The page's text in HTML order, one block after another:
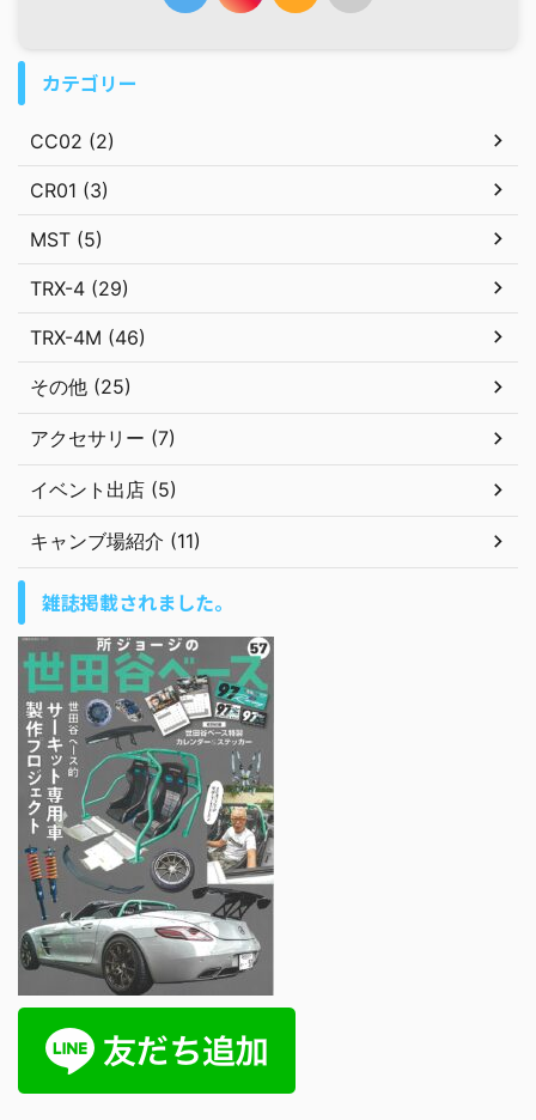
カテゴリー
CC02 (2)
CR01 (3)
MST (5)
TRX-4 (29)
TRX-4M (46)
その他 (25)
アクセサリー (7)
イベント出店 (5)
キャンブ場紹介 (11)
雑誌掲載されました。